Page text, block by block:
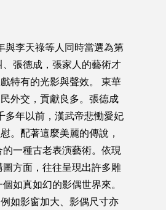
與李天祿等人同時當選為第
張德成，張家人的藝術才
特有的光影與聲效。 東華
外交，貢獻良多。張德成
多年以前，漢武帝悲慟愛妃
。配著這麼美麗的傳說，
一種古老表演藝術。依現
方面，往往呈現出許多雕
如真如幻的影偶世界來。
如影窗加大、影偶尺寸亦